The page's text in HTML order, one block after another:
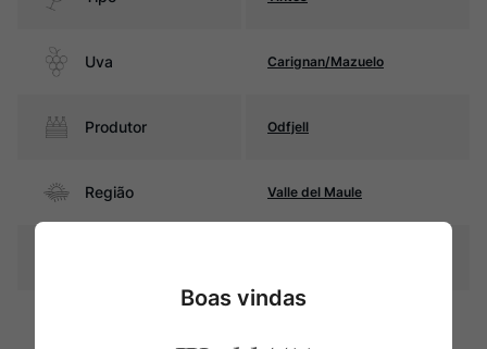
Uva Carignan/Mazuelo
Produtor Odfjell
Região Valle del Maule
Boas vindas